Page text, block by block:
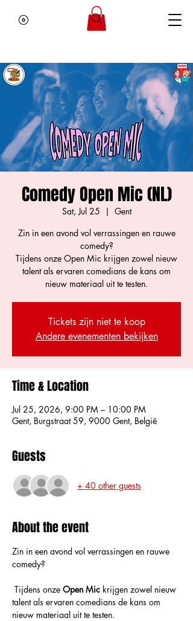
Comedy Open Mic (NL)
Sat, Jul 25
  |
Gent
Zin in een avond vol verrassingen en rauwe
comedy?
Tijdens onze Open Mic krijgen zowel nieuw
talent als ervaren comedians de kans om
nieuw materiaal uit te testen.
Tickets zijn niet te koop
Andere evenementen bekijken
Time & Location
Jul 25, 2026, 9:00 PM – 10:00 PM
Gent, Burgstraat 59, 9000 Gent, België
Guests
+ 40 other guests
About the event
Zin in een avond vol verrassingen en rauwe
comedy?
Tijdens onze Open Mic krijgen zowel nieuw
talent als ervaren comedians de kans om
nieuw materiaal uit te testen.